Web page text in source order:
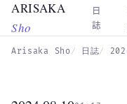
Skip to main content
ARISAKA
Sho
日
誌
Arisaka Sho 日誌